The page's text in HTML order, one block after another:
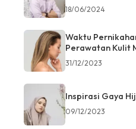
18/06/2024
Waktu
Perawatan Kulit
31/12/2023
Inspirasi Gaya
09/12/2023